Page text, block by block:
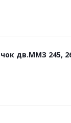
дв.ММЗ 245,